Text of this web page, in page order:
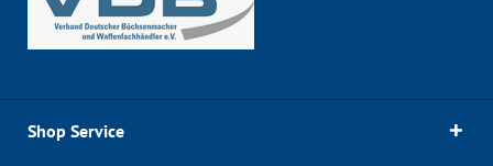
Shop Service